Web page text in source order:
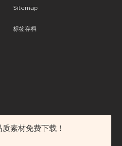
Sitemap
标签存档
享优秀的设计。素材包含了APP设计、
素材免费下载！